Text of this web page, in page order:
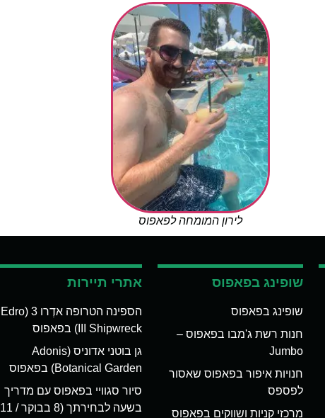
לירון המומחה לפאפוס
שופינג בפאפוס
שופינג בפאפוס
חנות רשת ג'מבו בפאפוס –
Jumbo
חנויות איפור בפאפוס שאסור
לפספס
מרכזי קניות ושווקים בפאפוס
אתרי תיירות
הספינה הטרופה אדְרו 3 (Edro
III Shipwreck) בפאפוס
גן בוטני אדוניס (Adonis
Botanical Garden) בפאפוס
סיור סגוויי בפאפוס עם מדריך
בשעה לבחירתך (8 בבוקר / 11